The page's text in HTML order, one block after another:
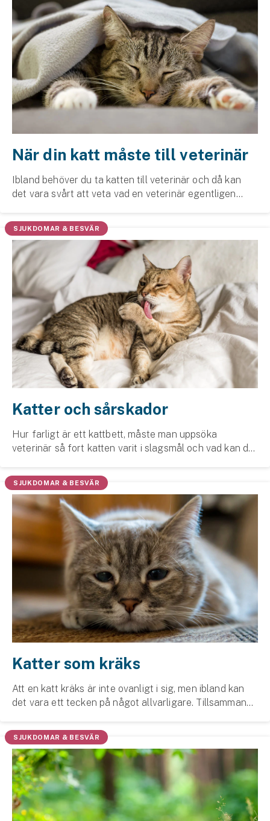
När din katt måste till veterinär
Ibland behöver du ta katten till veterinär och då kan
det vara svårt att veta vad en veterinär egentligen
veterinär, berättar mer vi om vad du kan ...
SJUKDOMAR & BESVÄR
Katter och sårskador
Hur farligt är ett kattbett, måste man uppsöka
veterinär så fort katten varit i slagsmål och vad kan du
Elise Lundin, leg. veterinär berättar mer.
SJUKDOMAR & BESVÄR
Katter som kräks
Att en katt kräks är inte ovanligt i sig, men ibland kan
det vara ett tecken på något allvarligare. Tillsammans
hur du bedömer din katts kräkni...
SJUKDOMAR & BESVÄR